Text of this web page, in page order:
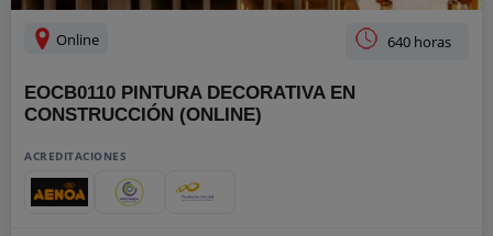
Online 640 horas
EOCB0110 PINTURA DECORATIVA EN
CONSTRUCCIÓN (ONLINE)
ACREDITACIONES